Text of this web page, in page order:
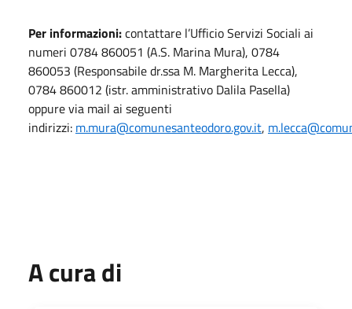
Per informazioni:contattare l’Ufficio Servizi Sociali ai
numeri 0784 860051 (A.S. Marina Mura), 0784
860053 (Responsabile dr.ssa M. Margherita Lecca),
0784 860012 (istr. amministrativo Dalila Pasella)
oppure via mail ai seguenti
indirizzi: m.mura@comunesanteodoro.gov.it,
A cura di